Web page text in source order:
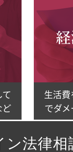
ど
生活
でダ
ン法律相